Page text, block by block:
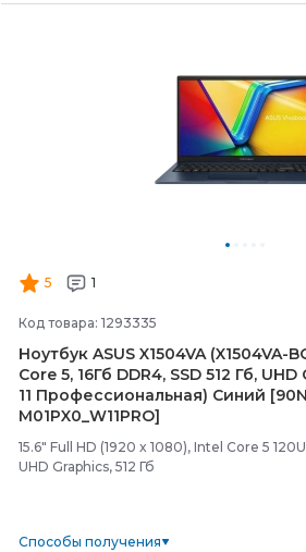
5 1
Код товара: 1293335
Ноутбук ASUS X1504VA (X1504VA-
Core 5, 16Гб DDR4, SSD 512 Гб,
11 Профессиональная) Синий
M01PX0_W11PRO]
15.6" Full HD (1920 x 1080), Intel Core 5 120U
UHD Graphics, 512 Гб
Способы получения